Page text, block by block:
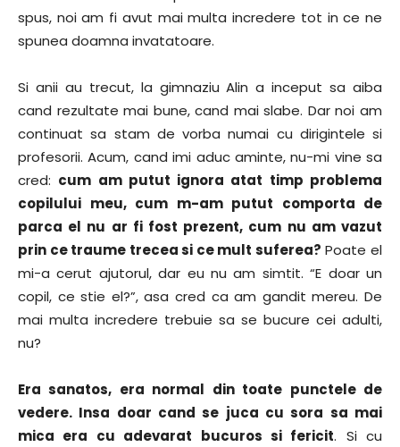
spus, noi am fi avut mai multa incredere tot in ce ne
spunea doamna invatatoare.
Si anii au trecut, la gimnaziu Alin a inceput sa aiba
cand rezultate mai bune, cand mai slabe. Dar noi am
continuat sa stam de vorba numai cu dirigintele si
profesorii. Acum, cand imi aduc aminte, nu-mi vine sa
cred: cum am putut ignora atat timp problema
copilului meu, cum m-am putut comporta de
parca el nu ar fi fost prezent, cum nu am vazut
prin ce traume trecea si ce mult suferea? Poate el
mi-a cerut ajutorul, dar eu nu am simtit. “E doar un
copil, ce stie el?”, asa cred ca am gandit mereu. De
mai multa incredere trebuie sa se bucure cei adulti,
nu?
Era sanatos, era normal din toate punctele de
vedere. Insa doar cand se juca cu sora sa mai
mica era cu adevarat bucuros si fericit. Si cu